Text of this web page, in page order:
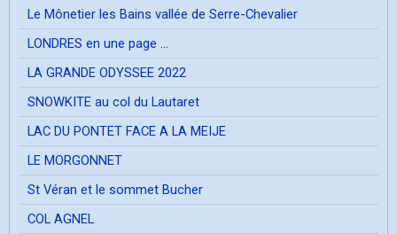
Le Mônetier les Bains vallée de Serre-Chevalier
LONDRES en une page ...
LA GRANDE ODYSSEE 2022
SNOWKITE au col du Lautaret
LAC DU PONTET FACE A LA MEIJE
LE MORGONNET
St Véran et le sommet Bucher
COL AGNEL